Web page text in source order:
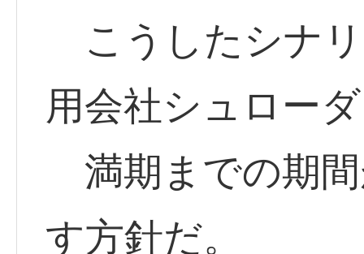
こうしたシナ
用会社シュロー
満期までの期
す方針だ。